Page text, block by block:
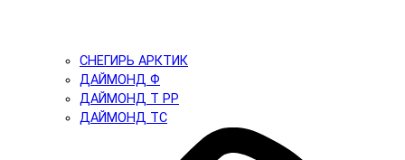
СНЕГИРЬ АРКТИК
ДАЙМОНД Ф
ДАЙМОНД Т PP
ДАЙМОНД ТС